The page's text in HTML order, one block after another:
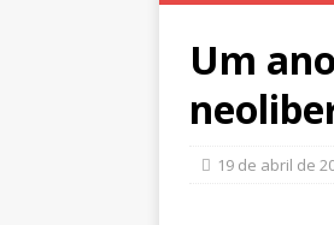
Um
19 de abril de